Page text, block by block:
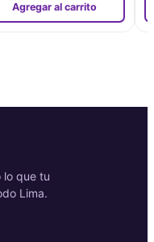
Agregar al carrito
lo que tu
Lima.